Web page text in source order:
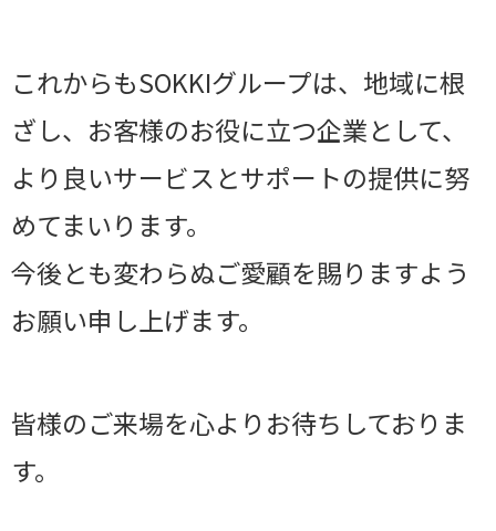
これからもSOKKIグループは、地域に根
ざし、お客様のお役に立つ企業として、
より良いサービスとサポートの提供に努
めてまいります。
今後とも変わらぬご愛顧を賜りますよう
お願い申し上げます。
皆様のご来場を心よりお待ちしておりま
す。